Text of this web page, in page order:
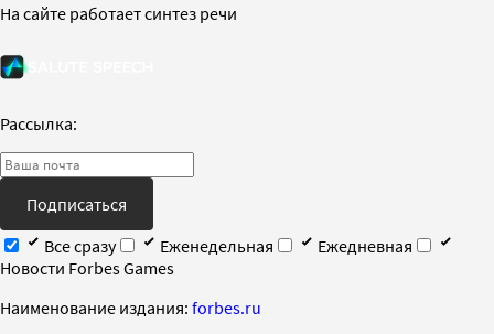
На сайте работает синтез речи
Рассылка:
Подписаться
Все сразу
Еженедельная
Ежедневная
Новости Forbes Games
Наименование издания: forbes.ru